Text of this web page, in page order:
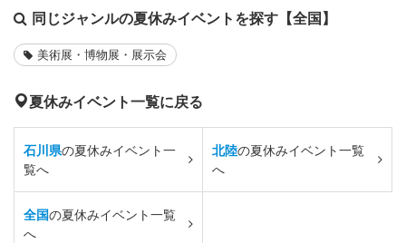
同じジャンルの夏休みイベントを探す【全国】
美術展・博物展・展示会
夏休みイベント一覧に戻る
石川県の夏休みイベント一
覧へ
北陸の夏休みイベント一覧
へ
全国の夏休みイベント一覧
へ